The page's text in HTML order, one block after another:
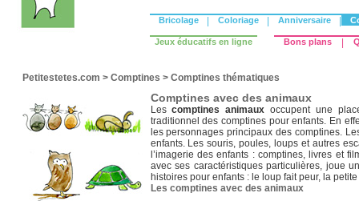
Bricolage Coloriage Anniversaire
Jeux éducatifs en ligne Bons plans
Petitestetes.com > Comptines > Comptines thématiques
Comptines avec des animaux
Lescomptines animaux occupent une
traditionnel des comptines pour enfants. En
les personnages principaux des comptines.
enfants. Les souris, poules, loups et autres
l’imagerie des enfants : comptines, livres et
avec ses caractéristiques particulières, joue
histoires pour enfants : le loup fait peur, la
Les comptines avec des animaux